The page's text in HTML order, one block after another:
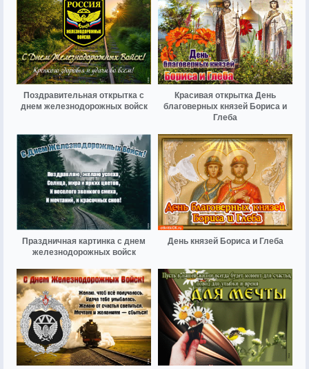
Поздравительная открытка с
днем железнодорожных войск
Красивая открытка День
благоверных князей Бориса и
Глеба
Праздничная картинка с днем
железнодорожных войск
День князей Бориса и Глеба